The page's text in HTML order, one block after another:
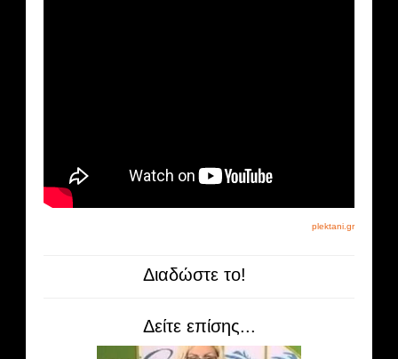
plektani.gr
Διαδώστε το!
Δείτε επίσης...